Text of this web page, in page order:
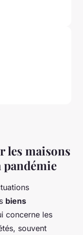
les maisons
pandémie
biens
concerne les
souvent